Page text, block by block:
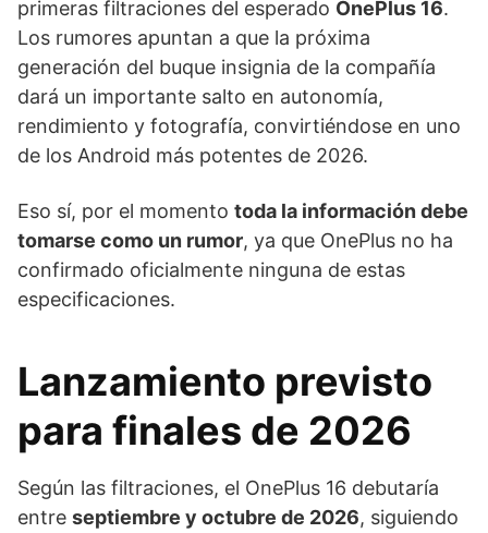
primeras filtraciones del esperado OnePlus 16.
Los rumores apuntan a que la próxima
generación del buque insignia de la compañía
dará un importante salto en autonomía,
rendimiento y fotografía, convirtiéndose en uno
de los Android más potentes de 2026.
Eso sí, por el momento toda la información debe
tomarse como un rumor, ya que OnePlus no ha
confirmado oficialmente ninguna de estas
especificaciones.
Lanzamiento previsto
para finales de 2026
Según las filtraciones, el OnePlus 16 debutaría
entre septiembre y octubre de 2026, siguiendo